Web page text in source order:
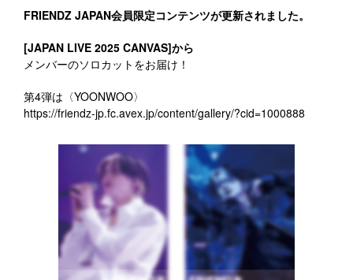
FRIENDZ JAPAN会員限定コンテンツが更新されました。
[JAPAN LIVE 2025 CANVAS]から
メンバーのソロカットをお届け！
第4弾は〈YOONWOO〉
https://friendz-jp.fc.avex.jp/content/gallery/?cid=1000888